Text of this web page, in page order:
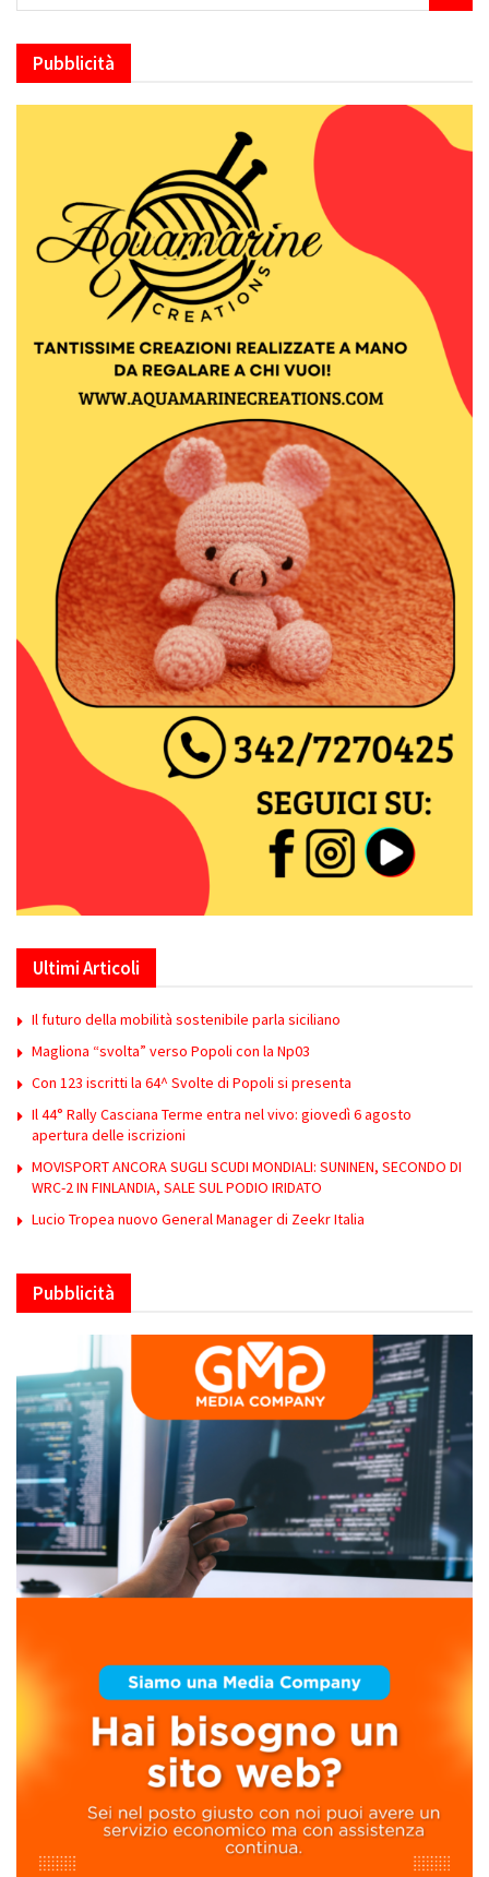
Pubblicità
Ultimi Articoli
Il futuro della mobilità sostenibile parla siciliano
Magliona “svolta” verso Popoli con la Np03
Con 123 iscritti la 64^ Svolte di Popoli si presenta
Il 44° Rally Casciana Terme entra nel vivo: giovedì 6 agosto
apertura delle iscrizioni
MOVISPORT ANCORA SUGLI SCUDI MONDIALI: SUNINEN, SECONDO DI
WRC-2 IN FINLANDIA, SALE SUL PODIO IRIDATO
Lucio Tropea nuovo General Manager di Zeekr Italia
Pubblicità